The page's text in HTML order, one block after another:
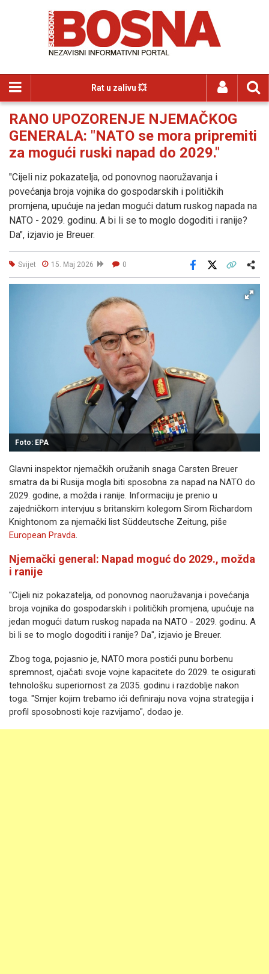
Rat u zalivu 💥
RANO UPOZORENJE NJEMAČKOG
GENERALA: "NATO se mora pripremiti
za mogući ruski napad do 2029."
"Cijeli niz pokazatelja, od ponovnog naoružavanja i
povećanja broja vojnika do gospodarskih i političkih
promjena, upućuje na jedan mogući datum ruskog napada na
NATO - 2029. godinu. A bi li se to moglo dogoditi i ranije?
Da", izjavio je Breuer.
Svijet 15. Maj 2026 0
Facebook
Foto: EPA
Glavni inspektor njemačkih oružanih snaga Carsten Breuer
smatra da bi Rusija mogla biti sposobna za napad na NATO do
2029. godine, a možda i ranije. Informaciju je prenio u
zajedničkom intervjuu s britanskim kolegom Sirom Richardom
Knightonom za njemački list Süddeutsche Zeitung, piše
European Pravda.
Njemački general: Napad moguć do 2029., možda
i ranije
"Cijeli niz pokazatelja, od ponovnog naoružavanja i povećanja
broja vojnika do gospodarskih i političkih promjena, upućuje na
jedan mogući datum ruskog napada na NATO - 2029. godinu. A
bi li se to moglo dogoditi i ranije? Da", izjavio je Breuer.
Zbog toga, pojasnio je, NATO mora postići punu borbenu
spremnost, ojačati svoje vojne kapacitete do 2029. te osigurati
tehnološku superiornost za 2035. godinu i razdoblje nakon
toga. "Smjer kojim trebamo ići definiraju nova vojna strategija i
profil sposobnosti koje razvijamo", dodao je.